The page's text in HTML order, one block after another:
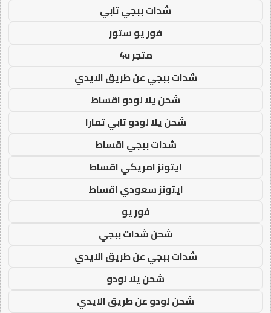
شدات ببجي تابي
فور يو ستور
متجر 4u
شدات ببجي عن طريق الايدي
شحن يلا لودو اقساط
شحن يلا لودو تابي تمارا
شدات ببجي اقساط
ايتونز امريكي اقساط
ايتونز سعودي اقساط
فور يو
شحن شدات ببجي
شدات ببجي عن طريق الايدي
شحن يلا لودو
شحن لودو عن طريق الايدي